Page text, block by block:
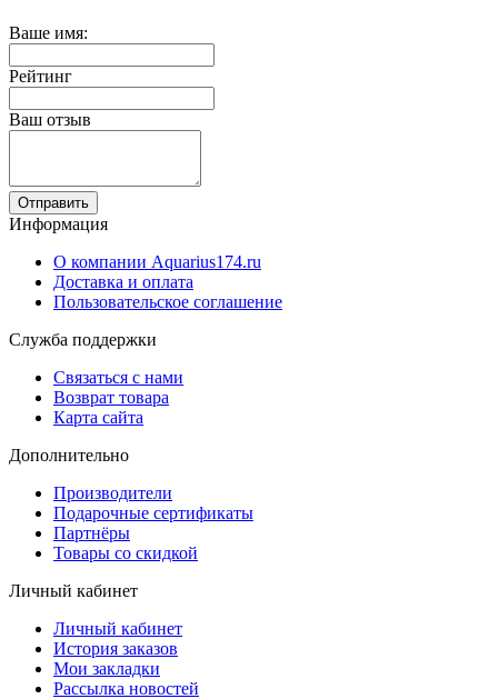
Ваше имя:
Рейтинг
Ваш отзыв
Отправить
Информация
О компании Aquarius174.ru
Доставка и оплата
Пользовательское соглашение
Служба поддержки
Связаться с нами
Возврат товара
Карта сайта
Дополнительно
Производители
Подарочные сертификаты
Партнёры
Товары со скидкой
Личный кабинет
Личный кабинет
История заказов
Мои закладки
Рассылка новостей